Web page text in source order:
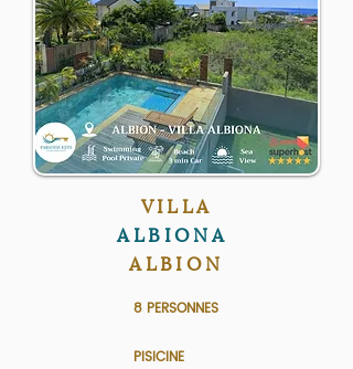
VILLA
ALBIONA
ALBION
8 PERSONNES
PISICINE